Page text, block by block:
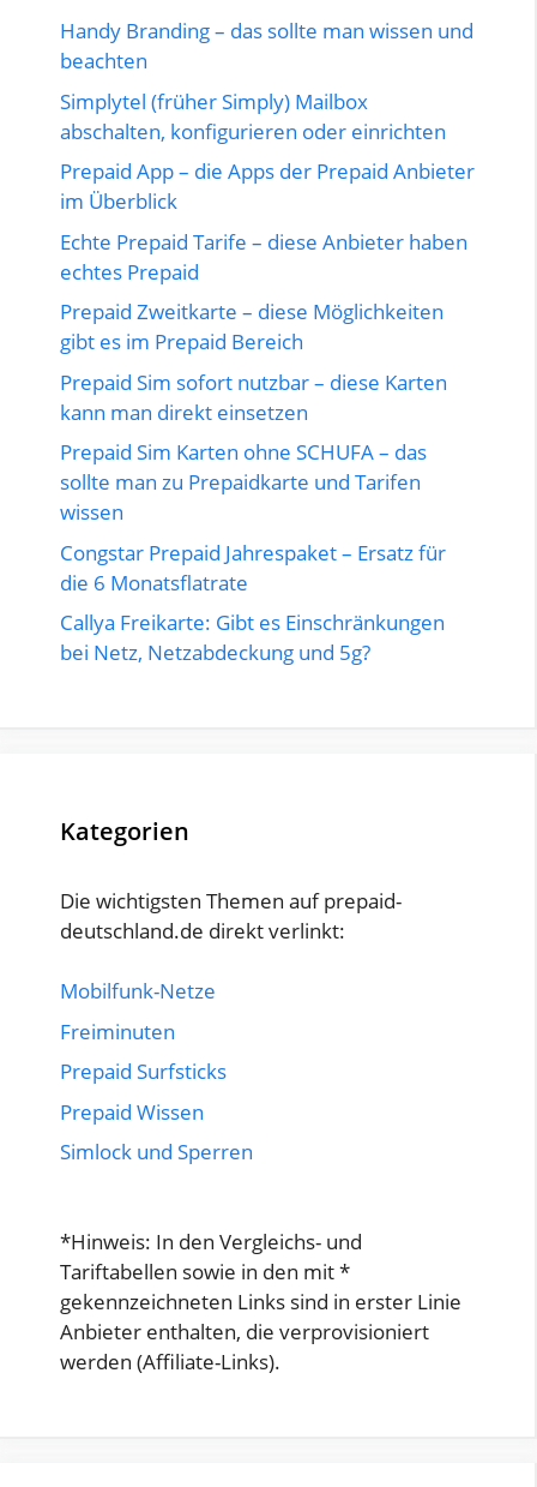
Handy Branding – das sollte man wissen und
beachten
Simplytel (früher Simply) Mailbox
abschalten, konfigurieren oder einrichten
Prepaid App – die Apps der Prepaid Anbieter
im Überblick
Echte Prepaid Tarife – diese Anbieter haben
echtes Prepaid
Prepaid Zweitkarte – diese Möglichkeiten
gibt es im Prepaid Bereich
Prepaid Sim sofort nutzbar – diese Karten
kann man direkt einsetzen
Prepaid Sim Karten ohne SCHUFA – das
sollte man zu Prepaidkarte und Tarifen
wissen
Congstar Prepaid Jahrespaket – Ersatz für
die 6 Monatsflatrate
Callya Freikarte: Gibt es Einschränkungen
bei Netz, Netzabdeckung und 5g?
Kategorien
Die wichtigsten Themen auf prepaid-
deutschland.de direkt verlinkt:
Mobilfunk-Netze
Freiminuten
Prepaid Surfsticks
Prepaid Wissen
Simlock und Sperren
*Hinweis: In den Vergleichs- und
Tariftabellen sowie in den mit *
gekennzeichneten Links sind in erster Linie
Anbieter enthalten, die verprovisioniert
werden (Affiliate-Links).